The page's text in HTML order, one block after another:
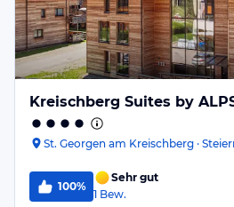
Kreischberg Suites by
St. Georgen am Kreischberg ·
100%
Sehr gut
1 Bew.